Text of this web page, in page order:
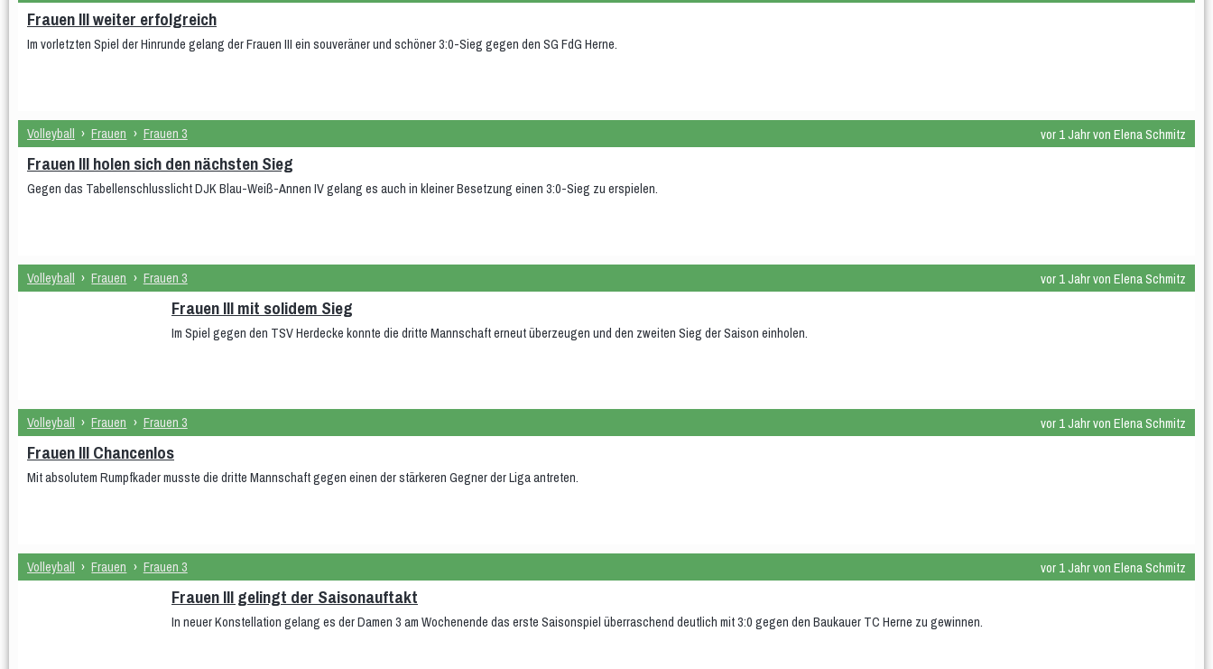
Frauen III weiter erfolgreich
Im vorletzten Spiel der Hinrunde gelang der Frauen III ein souveräner und schöner 3:0-Sieg gegen den SG FdG Herne.
Volleyball › Frauen › Frauen 3 vor 1 Jahr von Elena Schmitz
Frauen III holen sich den nächsten Sieg
Gegen das Tabellenschlusslicht DJK Blau-Weiß-Annen IV gelang es auch in kleiner Besetzung einen 3:0-Sieg zu erspielen.
Volleyball › Frauen › Frauen 3 vor 1 Jahr von Elena Schmitz
Frauen III mit solidem Sieg
Im Spiel gegen den TSV Herdecke konnte die dritte Mannschaft erneut überzeugen und den zweiten Sieg der Saison einholen.
Volleyball › Frauen › Frauen 3 vor 1 Jahr von Elena Schmitz
Frauen III Chancenlos
Mit absolutem Rumpfkader musste die dritte Mannschaft gegen einen der stärkeren Gegner der Liga antreten.
Volleyball › Frauen › Frauen 3 vor 1 Jahr von Elena Schmitz
Frauen III gelingt der Saisonauftakt
In neuer Konstellation gelang es der Damen 3 am Wochenende das erste Saisonspiel überraschend deutlich mit 3:0 gegen den Baukauer TC Herne zu gewinnen.